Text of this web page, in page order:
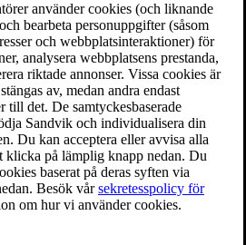
använder cookies (och liknande
bearbeta personuppgifter (såsom
och webbplatsinteraktioner) för
analysera webbplatsens prestanda,
riktade annonser. Vissa cookies är
av, medan andra endast
till det. De samtyckesbaserade
Sandvik och individualisera din
Du kan acceptera eller avvisa alla
klicka på lämplig knapp nedan. Du
baserat på deras syften via
Besök vårsekretesspolicy för
om hur vi använder cookies.